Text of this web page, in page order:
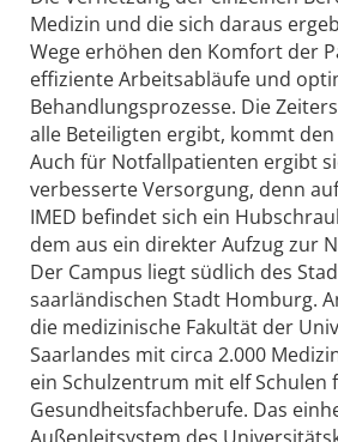
Medizin und die sich daraus
Wege erhöhen den Komfort der
effiziente Arbeitsabläufe und
Behandlungsprozesse. Die
alle Beteiligten ergibt, kommt
Auch für Notfallpatienten ergibt
verbesserte Versorgung, denn
IMED befindet sich ein
dem aus ein direkter Aufzug zur
Der Campus liegt südlich des
saarländischen Stadt Homburg.
die medizinische Fakultät der
Saarlandes mit circa 2.000
ein Schulzentrum mit elf Schulen
Gesundheitsfachberufe. Das